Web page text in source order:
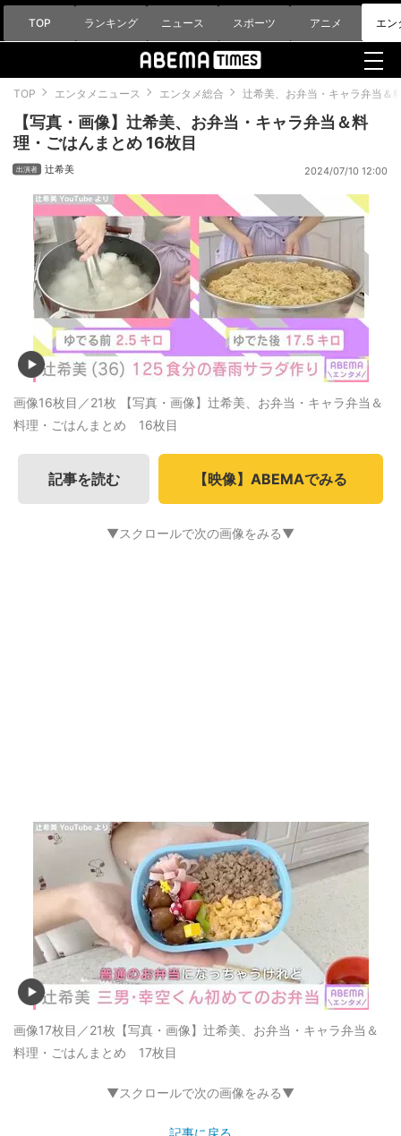
TOP ランキング ニュース スポーツ アニメ エン
TOP エンタメニュース エンタメ総合 辻希美、お弁当・キャラ弁当＆
【写真・画像】辻希美、お弁当・キャラ弁当＆料
理・ごはんまとめ 16枚目
辻希美 2024/07/10 12:00
画像16枚目／21枚 【写真・画像】辻希美、お弁当・キャラ弁当＆
料理・ごはんまとめ 16枚目
記事を読む 【映像】ABEMAでみる
▼スクロールで次の画像をみる▼
画像17枚目／21枚 【写真・画像】辻希美、お弁当・キャラ弁当＆
料理・ごはんまとめ 17枚目
▼スクロールで次の画像をみる▼
記事に戻る